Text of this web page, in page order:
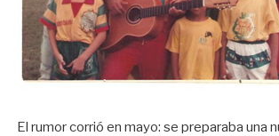
El rumor corrió en mayo: se preparaba una